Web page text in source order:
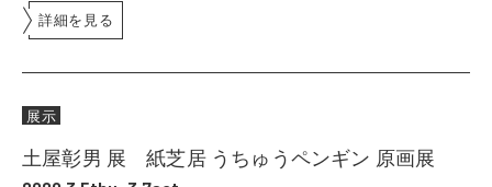
詳細を見る
展示
土屋彰男展 紙芝居 うちゅうペンギン 原画展